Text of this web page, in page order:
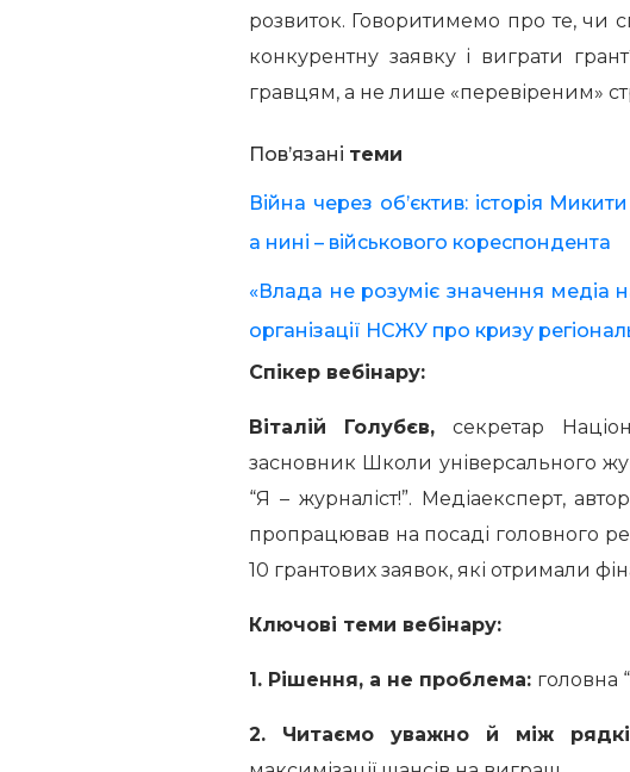
розвиток. Говоритимемо про те, чи
конкурентну заявку і виграти
гравцям, а не лише «перевіреним»
Пов’язані теми
Війна через об’єктив: історія
а нині – військового кореспондента
«Влада не розуміє значення медіа
організації НСЖУ про кризу
Спікер вебінару:
Віталій Голубєв,секретар
засновник Школи універсального
“Я – журналіст!”. Медіаексперт,
пропрацював на посаді головного
10 грантових заявок, які отримали
Ключові теми вебінару:
1. Рішення, а не проблема: головна
2. Читаємо уважно й між